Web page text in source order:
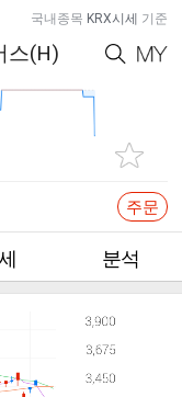
국내종목 KRX시세 기준
스(H)
주문
분석